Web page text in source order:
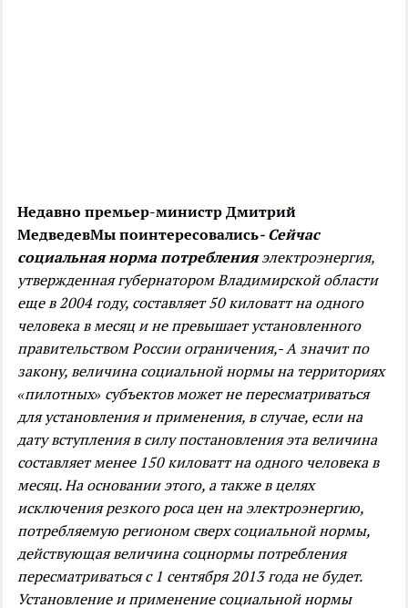
Недавно премьер-министр Дмитрий
МедведевМы поинтересовались- Сейчас
социальная норма потребленияэлектроэнергия,
утвержденная губернатором Владимирской области
еще в 2004 году, составляет 50 киловатт на одного
человека в месяц и не превышает установленного
правительством России ограничения,- А значит по
закону, величина социальной нормы на территориях
«пилотных» субъектов может не пересматриваться
для установления и применения, в случае, если на
дату вступления в силу постановления эта величина
составляет менее 150 киловатт на одного человека в
месяц. На основании этого, а также в целях
исключения резкого роса цен на электроэнергию,
потребляемую регионом сверх социальной нормы,
действующая величина соцнормы потребления
пересматриваться с 1 сентября 2013 года не будет.
Установление и применение социальной нормы